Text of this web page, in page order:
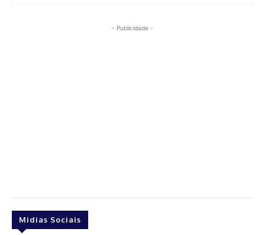
- Publicidade -
Midias Sociais